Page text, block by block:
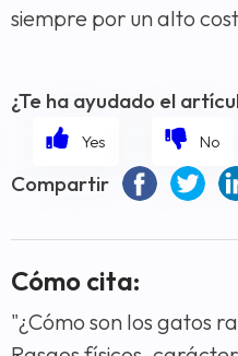
siempre por un alto
¿Te ha ayudado el
Compartir
Cómo cita:
"¿Cómo son los gatos